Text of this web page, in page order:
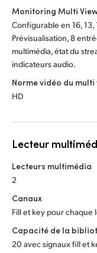
Monitoring Multi
Configurable en 16,
Prévisualisation, 8
multimédia, état du
indicateurs audio.
Norme vidéo du multi
HD
Lecteur
Lecteurs multimédia
2
Canaux
Fill et key pour chaque
Capacité de la
20 avec signaux fill et